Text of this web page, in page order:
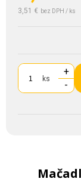
3,51 € bez DPH / ks
ks
+
-